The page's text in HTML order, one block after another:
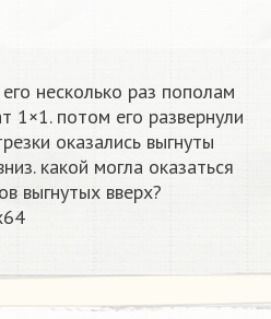
несколько раз пополам
1×1. потом его развернули
оказались выгнуты
какой могла оказаться
выгнутых вверх?